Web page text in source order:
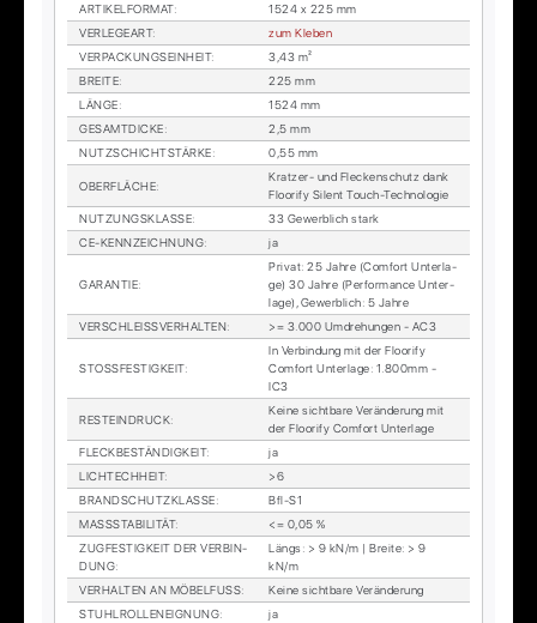
AR­TI­KEL­FOR­MAT:
1524 x 225 mm
VER­LE­GE­ART:
zum Kle­ben
VER­PA­CKUNGS­EIN­HEIT:
3,43 m²
BREI­TE:
225 mm
LÄN­GE:
1524 mm
GE­SAMT­DI­CKE:
2,5 mm
NUTZ­SCHICHT­STÄR­KE: 0,55 mm
OBER­FLÄ­CHE:
Krat­zer- und Fle­cken­schutz dank
Floo­ri­fy Si­lent Touch-Tech­no­lo­gie
NUT­ZUNGS­KLAS­SE:
33 Ge­werb­lich stark
CE-KENN­ZEICH­NUNG: ja
GA­RAN­TIE:
Pri­vat: 25 Jah­re (Com­fort Un­ter­la­
ge) 30 Jah­re (Per­for­mance Un­ter­
la­ge), Ge­werb­lich: 5 Jah­re
VER­SCHLEISS­VER­HAL­TEN: >= 3.000 Um­dre­hun­gen - AC3
STOSS­FES­TIG­KEIT:
In Ver­bin­dung mit der Floo­ri­fy
Com­fort Un­ter­la­ge: 1.800mm -
IC3
RESTEIN­DRUCK:
Kei­ne sicht­ba­re Ver­än­de­rung mit
der Floo­ri­fy Com­fort Un­ter­la­ge
FLECK­BE­STÄN­DIG­KEIT:
ja
LICH­TECH­HEIT:
>6
BRAND­SCHUTZ­KLAS­SE:
Bfl-S1
MASS­STA­BI­LI­TÄT:
<= 0,05 %
ZUG­FES­TIG­KEIT DER VER­BIN­
DUNG:
Längs: > 9 kN/m | Brei­te: > 9
kN/m
VER­HAL­TEN AN MÖ­BEL­FUSS:
Kei­ne sicht­ba­re Ver­än­de­rung
STUHL­ROL­LEN­EIG­NUNG:
ja